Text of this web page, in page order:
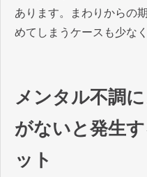
あります。まわりからの
めてしまうケースも少な
メンタル不調
がないと発生
ット